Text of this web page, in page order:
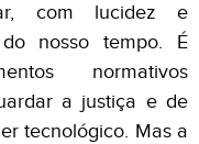
com lucidez e
do nosso tempo. É
normativos
a justiça e de
tecnológico. Mas a